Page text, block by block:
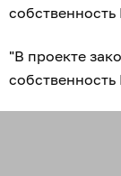
"В проекте